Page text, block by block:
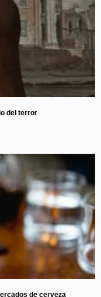
del terror
de cerveza